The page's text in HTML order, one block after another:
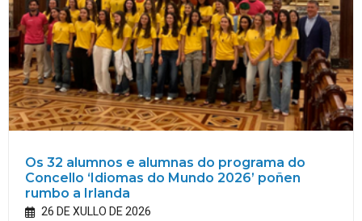
Os 32 alumnos e alumnas do programa do
Concello ‘Idiomas do Mundo 2026’ poñen
rumbo a Irlanda
26 DE XULLO DE 2026